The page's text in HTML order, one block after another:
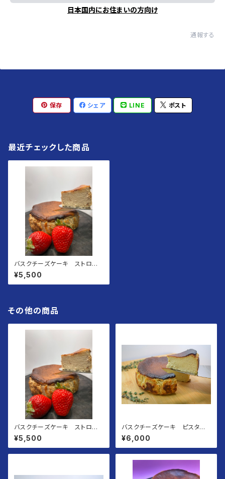
日本国内にお住まいの方向け
通報する
保存 シェア LINE ポスト
最近チェックした商品
バスクチーズケーキ ストロベ
リー
¥5,500
その他の商品
バスクチーズケーキ ストロベ
リー
¥5,500
バスクチーズケーキ ピスタチ
オ
¥6,000